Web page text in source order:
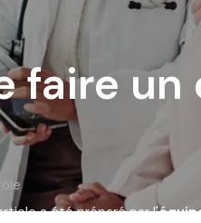
faire un
a été préparé par l'